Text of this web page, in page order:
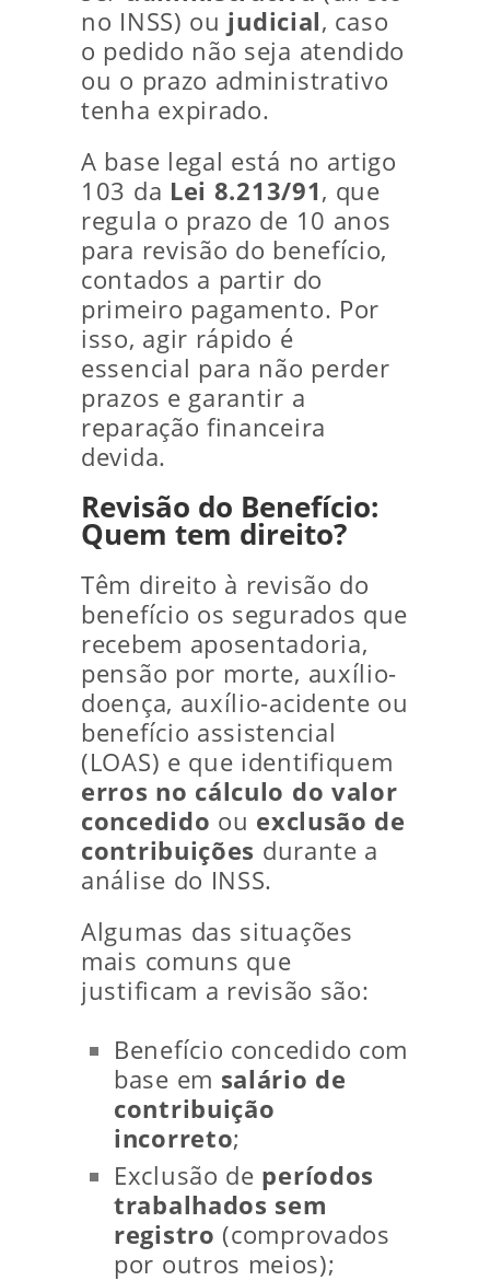
no INSS) ou judicial, caso
o pedido não seja atendido
ou o prazo administrativo
tenha expirado.
A base legal está no artigo
103 da Lei 8.213/91, que
regula o prazo de 10 anos
para revisão do benefício,
contados a partir do
primeiro pagamento. Por
isso, agir rápido é
essencial para não perder
prazos e garantir a
reparação financeira
devida.
Revisão do Benefício:
Quem tem direito?
Têm direito à revisão do
benefício os segurados que
recebem aposentadoria,
pensão por morte, auxílio-
doença, auxílio-acidente ou
benefício assistencial
(LOAS) e que identifiquem
erros no cálculo do valor
concedido ou exclusão de
contribuições durante a
análise do INSS.
Algumas das situações
mais comuns que
justificam a revisão são:
Benefício concedido com
base em salário de
contribuição
incorreto;
Exclusão de períodos
trabalhados sem
registro (comprovados
por outros meios);